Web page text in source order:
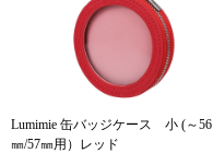
Lumimie 缶バッジケース 小 (～56
㎜/57㎜用）レッド